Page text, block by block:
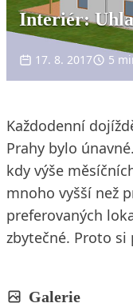
Interiér:
17. 8. 2017 5
Každodenní
Prahy bylo
kdy výše
mnoho vyšší než
preferovaných
zbytečné. Proto si
Galerie